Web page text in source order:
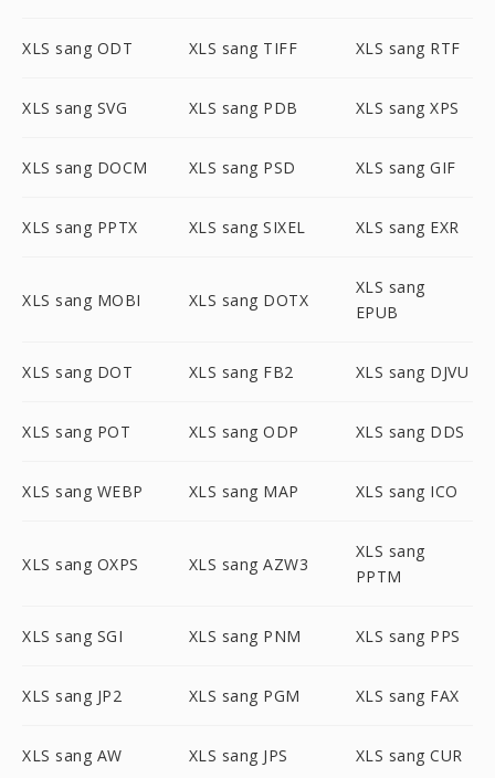
XLS sang ODT XLS sang TIFF XLS sang RTF
XLS sang SVG XLS sang PDB XLS sang XPS
XLS sang DOCM XLS sang PSD XLS sang GIF
XLS sang PPTX XLS sang SIXEL XLS sang EXR
XLS sang MOBI XLS sang DOTX
XLS sang
EPUB
XLS sang DOT XLS sang FB2 XLS sang DJVU
XLS sang POT XLS sang ODP XLS sang DDS
XLS sang WEBP XLS sang MAP XLS sang ICO
XLS sang OXPS XLS sang AZW3
XLS sang
PPTM
XLS sang SGI XLS sang PNM XLS sang PPS
XLS sang JP2 XLS sang PGM XLS sang FAX
XLS sang AW XLS sang JPS XLS sang CUR